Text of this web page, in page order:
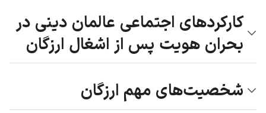
کارکردهای اجتماعی عالمان دینی در
بحران هویت پس از اشغال ارزگان
شخصیت‌های مهم ارزگان